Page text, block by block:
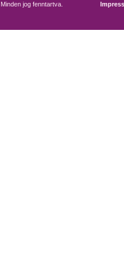
jog fenntartva.